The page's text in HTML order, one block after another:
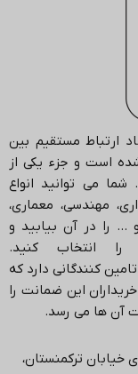
ارتباط مستقیم بین
است و جزء یکی از
شما می توانید انواع
مهندسی، معماری،
… را در آن بیابید و
را انتخاب کنید.
کنندگانی دارد که
این ضمانت را
آن ها می رسد.
خیابان ترکمنستان،